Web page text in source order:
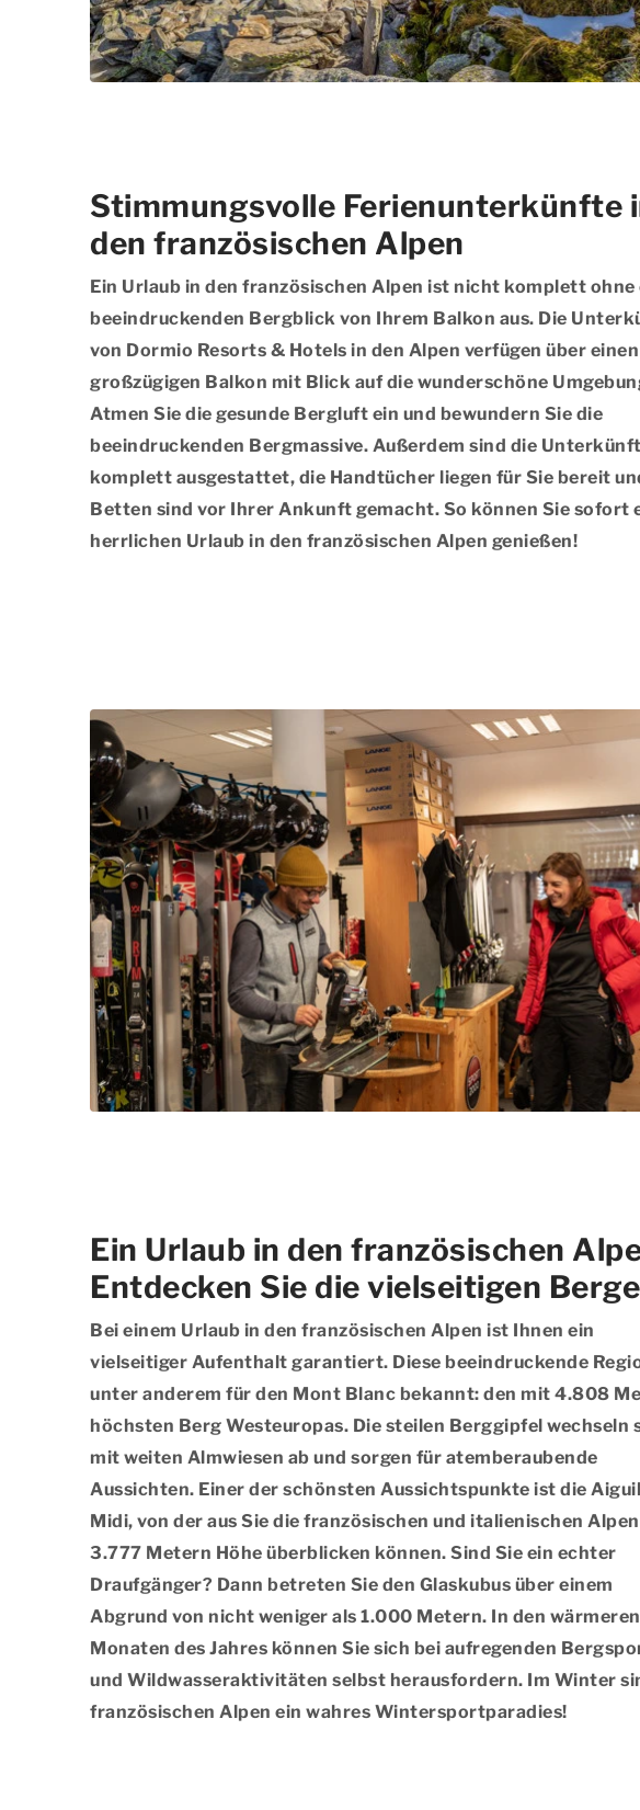
Stimmungsvolle Ferienunterkünfte
den französischen Alpen
Ein Urlaub in den französischen Alpen ist nicht komplett ohne
beeindruckenden Bergblick von Ihrem Balkon aus. Die
von Dormio Resorts & Hotels in den Alpen verfügen über einen
großzügigen Balkon mit Blick auf die wunderschöne
Atmen Sie die gesunde Bergluft ein und bewundern Sie die
beeindruckenden Bergmassive. Außerdem sind die
komplett ausgestattet, die Handtücher liegen für Sie bereit
Betten sind vor Ihrer Ankunft gemacht. So können Sie sofort
herrlichen Urlaub in den französischen Alpen genießen!
Ein Urlaub in den französischen
Entdecken Sie die vielseitigen Berge
Bei einem Urlaub in den französischen Alpen ist Ihnen ein
vielseitiger Aufenthalt garantiert. Diese beeindruckende
unter anderem für den Mont Blanc bekannt: den mit 4.808
höchsten Berg Westeuropas. Die steilen Berggipfel wechseln
mit weiten Almwiesen ab und sorgen für atemberaubende
Aussichten. Einer der schönsten Aussichtspunkte ist die
Midi, von der aus Sie die französischen und italienischen
3.777 Metern Höhe überblicken können. Sind Sie ein echter
Draufgänger? Dann betreten Sie den Glaskubus über einem
Abgrund von nicht weniger als 1.000 Metern. In den wärmeren
Monaten des Jahres können Sie sich bei aufregenden
und Wildwasseraktivitäten selbst herausfordern. Im Winter
französischen Alpen ein wahres Wintersportparadies!